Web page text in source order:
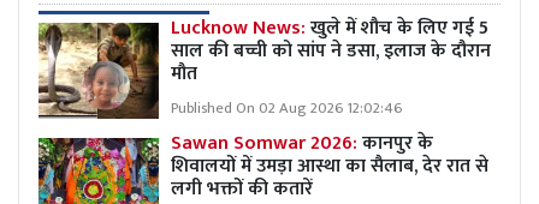
Lucknow News:खुले में शौच के लिए गई 5
साल की बच्ची को सांप ने डसा, इलाज के दौरान
मौत
Published On 02 Aug 2026 12:02:46
Sawan Somwar 2026:कानपुर के
शिवालयों में उमड़ा आस्था का सैलाब, देर रात से
लगी भक्तों की कतारें